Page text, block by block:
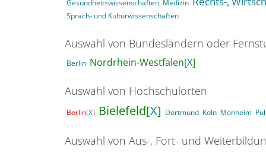
Gesundheitswissenschaften, Medizin
Sprach- und Kulturwissenschaften
Auswahl von Bundesländern oder
Berlin Nordrhein-Westfalen[X]
Auswahl von Hochschulorten
Berlin[X] Bielefeld[X] Dortmund Köln Monheim
Auswahl von Aus-, Fort- und